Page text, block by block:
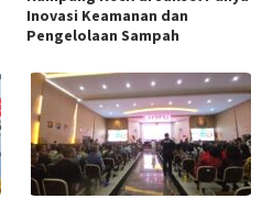
Inovasi Keamanan dan
Pengelolaan Sampah